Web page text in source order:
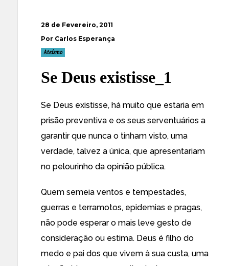
28 de Fevereiro, 2011
Por Carlos Esperança
Ateísmo
Se Deus existisse_1
Se Deus existisse, há muito que estaria em
prisão preventiva e os seus serventuários a
garantir que nunca o tinham visto, uma
verdade, talvez a única, que apresentariam
no pelourinho da opinião pública.
Quem semeia ventos e tempestades,
guerras e terramotos, epidemias e pragas,
não pode esperar o mais leve gesto de
consideração ou estima. Deus é filho do
medo e pai dos que vivem à sua custa, uma